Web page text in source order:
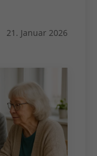
21. Januar 2026